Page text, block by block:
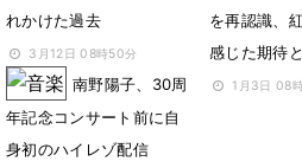
れかけた過去
3月12日 08時50分
を再認識、
感じた期待
1月3日 08
南野陽子、30周
年記念コンサート前に自
身初のハイレゾ配信